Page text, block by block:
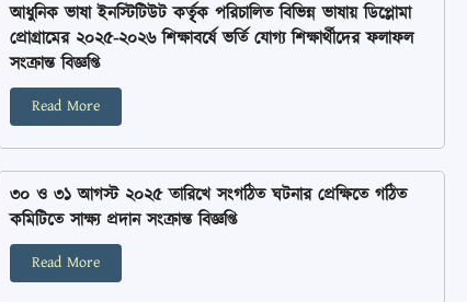
আধুনিক ভাষা ইনস্টিটিউট কর্তৃৃক পরিচালিত বিভিন্ন ভাষায় ডিপ্লোমা
প্রোগ্রামের ২০২৫-২০২৬ শিক্ষাবর্ষে ভর্তি যোগ্য শিক্ষার্থীদের ফলাফল
সংক্রান্ত বিজ্ঞপ্তি
Read More
৩০ ও ৩১ আগস্ট ২০২৫ তারিখে সংগঠিত ঘটনার প্রেক্ষিতে গঠিত
কমিটিতে সাক্ষ্য প্রদান সংক্রান্ত বিজ্ঞপ্তি
Read More